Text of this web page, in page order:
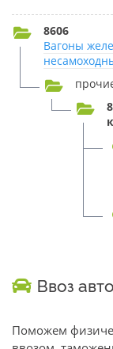
8606
Вагоны
Ввоз
Поможем